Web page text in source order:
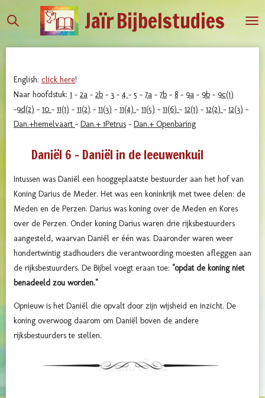
direct
JaïrBijbelstudies
English: click here!
Naar hoofdstuk: 1 - 2a - 2b - 3 - 4 - 5 - 7a - 7b - 8 - 9a - 9b - 9c(1)
-9d(2) - 10 - 11(1) - 11(2) - 11(3) - 11(4) - 11(5) - 11(6) - 12(1) - 12(2) - 12(3) -
Dan.+hemelvaart - Dan.+ 1Petrus - Dan.+ Openbaring
Daniël 6 - Daniël in de leeuwenkuil
Intussen was Daniël een hooggeplaatste bestuurder aan het hof van
Koning Darius de Meder. Het was een koninkrijk met twee delen: de
Meden en de Perzen. Darius was koning over de Meden en Kores
over de Perzen. Onder koning Darius waren drie rijksbestuurders
aangesteld, waarvan Daniël er één was. Daaronder waren weer
hondertwintig stadhouders die verantwoording moesten afleggen aan
de rijksbestuurders. De Bijbel voegt eraan toe: "opdat de koning niet
benadeeld zou worden."
Opnieuw is het Daniël die opvalt door zijn wijsheid en inzicht. De
koning overwoog daarom om Daniël boven de andere
rijksbestuurders te stellen.